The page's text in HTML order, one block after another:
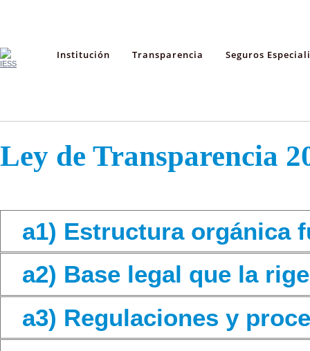
Institución Transparencia Seguros
Ley de Transparencia
a1) Estructura orgánica
a2) Base legal que la rige
a3) Regulaciones y